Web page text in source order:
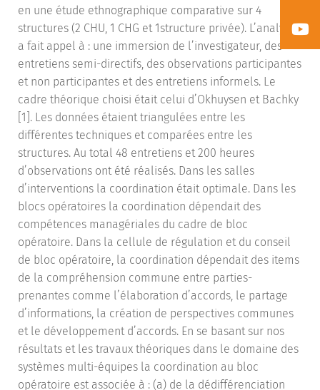
en une étude ethnographique comparative sur 4
structures (2 CHU, 1 CHG et 1structure privée). L’analyse
a fait appel à : une immersion de l’investigateur, des
entretiens semi-directifs, des observations participantes
et non participantes et des entretiens informels. Le
cadre théorique choisi était celui d’Okhuysen et Bachky
[1]. Les données étaient triangulées entre les
différentes techniques et comparées entre les
structures. Au total 48 entretiens et 200 heures
d’observations ont été réalisés. Dans les salles
d’interventions la coordination était optimale. Dans les
blocs opératoires la coordination dépendait des
compétences managériales du cadre de bloc
opératoire. Dans la cellule de régulation et du conseil
de bloc opératoire, la coordination dépendait des items
de la compréhension commune entre parties-
prenantes comme l’élaboration d’accords, le partage
d’informations, la création de perspectives communes
et le développement d’accords. En se basant sur nos
résultats et les travaux théoriques dans le domaine des
systèmes multi-équipes la coordination au bloc
opératoire est associée à : (a) de la dédifférenciation